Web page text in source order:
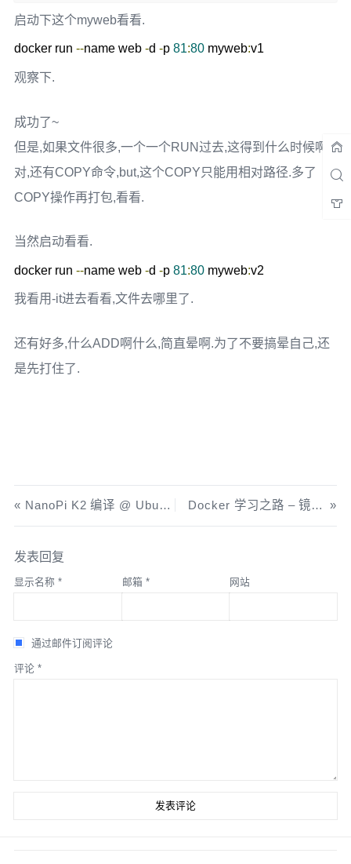
启动下这个myweb看看.
docker run --name web -d -p 81:80 myweb:v1
观察下.
成功了~
但是,如果文件很多,一个一个RUN过去,这得到什么时候啊.
对,还有COPY命令,but,这个COPY只能用相对路径.多了
COPY操作再打包,看看.
当然启动看看.
docker run --name web -d -p 81:80 myweb:v2
我看用-it进去看看,文件去哪里了.
还有好多,什么ADD啊什么,简直晕啊.为了不要搞晕自己,还
是先打住了.
NanoPi K2 编译 @ Ubuntu 16.04 Docker 学习之路 – 镜像安装的其他用法
发表回复
显示名称 * 邮箱 * 网站
通过邮件订阅评论
评论 *